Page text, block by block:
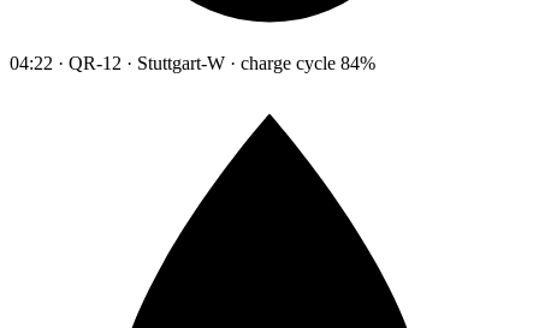
04:22 · QR-12 · Stuttgart-W · charge cycle 84%